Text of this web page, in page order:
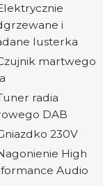
i
lusterka
martwego
radia
DAB
230V
High
Audio